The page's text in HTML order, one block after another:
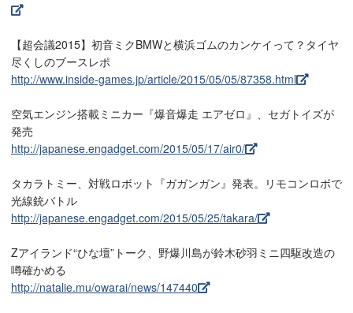
【超会議2015】初音ミクBMWと横浜ゴムのカンケイって？タイヤ
尽くしのブースレポ
http://www.inside-games.jp/article/2015/05/05/87358.html
空気エンジン搭載ミニカー『爆音爆走 エアゼロ』、セガトイズが
発売
http://japanese.engadget.com/2015/05/17/air0/
タカラトミー、対戦ロボット『ガガンガン』発表。リモコンロボで
光線銃バトル
http://japanese.engadget.com/2015/05/25/takara/
Zアイランド“ひな壇”トーク、野爆川島が鈴木砂羽ミニ四駆改造の
噂確かめる
http://natalie.mu/owarai/news/147440